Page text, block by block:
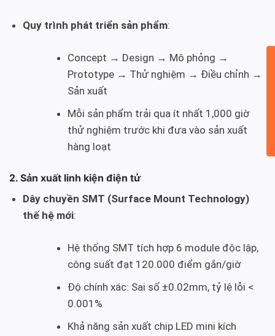
Quy trình phát triển sản phẩm:
Concept → Design → Mô phỏng →
Prototype → Thử nghiệm → Điều chỉnh →
Sản xuất
Mỗi sản phẩm trải qua ít nhất 1,000 giờ
thử nghiệm trước khi đưa vào sản xuất
hàng loạt
2. Sản xuất linh kiện điện tử
Dây chuyền SMT (Surface Mount Technology)
thế hệ mới:
Hệ thống SMT tích hợp 6 module độc lập,
công suất đạt 120.000 điểm gắn/giờ
Độ chính xác: Sai số ±0.02mm, tỷ lệ lỗi <
0.001%
Khả năng sản xuất chip LED mini kích